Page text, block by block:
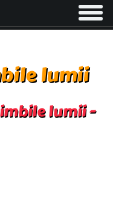
Toggle
lumii
lumii -